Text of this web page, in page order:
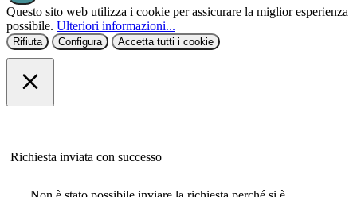
Questo sito web utilizza i cookie per assicurare la miglior esperienza
possibile. Ulteriori informazioni...
Rifiuta Configura Accetta tutti i cookie
Richiesta inviata con successo